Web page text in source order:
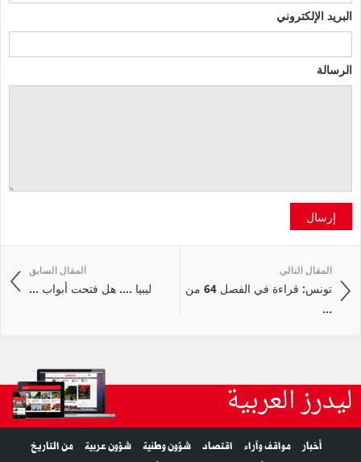
البريد الإلكتروني
الرسالة
إرسال
المقال السابق
ليبيا .... هل فتحت أبواب ...
المقال التالي
تونس: قراءة في الفصل 64 من
...
ليدرز العربية
أخبار مواقف وآراء اقتصاد شؤون وطنية شؤون عربية
من التاريخ